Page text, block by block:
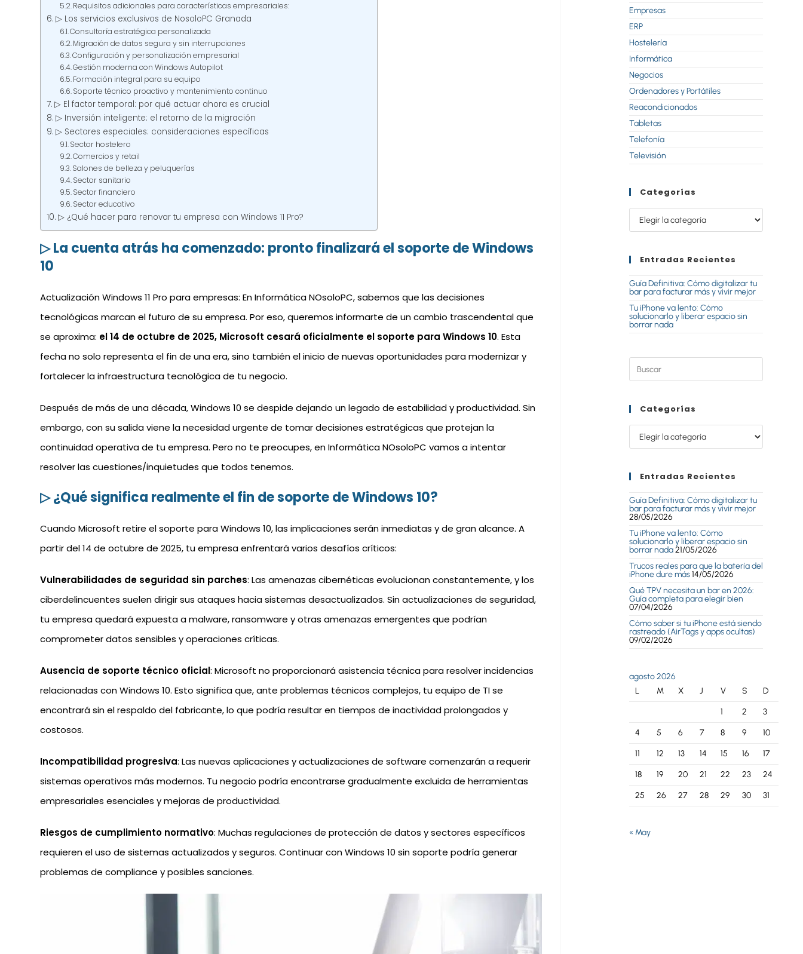
Requisitos adicionales para características empresariales:
▷ Los servicios exclusivos de NosoloPC Granada
Consultoría estratégica personalizada
Migración de datos segura y sin interrupciones
Configuración y personalización empresarial
Gestión moderna con Windows Autopilot
Formación integral para su equipo
Soporte técnico proactivo y mantenimiento continuo
▷ El factor temporal: por qué actuar ahora es crucial
▷ Inversión inteligente: el retorno de la migración
▷ Sectores especiales: consideraciones específicas
Sector hostelero
Comercios y retail
Salones de belleza y peluquerías
Sector sanitario
Sector financiero
Sector educativo
▷ ¿Qué hacer para renovar tu empresa con Windows 11 Pro?
▷ La cuenta atrás ha comenzado: pronto finalizará el soporte de Windows
10
Actualización Windows 11 Pro para empresas: En Informática NOsoloPC, sabemos que las decisiones
tecnológicas marcan el futuro de su empresa. Por eso, queremos informarte de un cambio trascendental que
se aproxima: el 14 de octubre de 2025, Microsoft cesará oficialmente el soporte para Windows 10. Esta
fecha no solo representa el fin de una era, sino también el inicio de nuevas oportunidades para modernizar y
fortalecer la infraestructura tecnológica de tu negocio.
Después de más de una década, Windows 10 se despide dejando un legado de estabilidad y productividad. Sin
embargo, con su salida viene la necesidad urgente de tomar decisiones estratégicas que protejan la
continuidad operativa de tu empresa. Pero no te preocupes, en Informática NOsoloPC vamos a intentar
resolver las cuestiones/inquietudes que todos tenemos.
▷ ¿Qué significa realmente el fin de soporte de Windows 10?
Cuando Microsoft retire el soporte para Windows 10, las implicaciones serán inmediatas y de gran alcance. A
partir del 14 de octubre de 2025, tu empresa enfrentará varios desafíos críticos:
Vulnerabilidades de seguridad sin parches: Las amenazas cibernéticas evolucionan constantemente, y los
ciberdelincuentes suelen dirigir sus ataques hacia sistemas desactualizados. Sin actualizaciones de seguridad,
tu empresa quedará expuesta a malware, ransomware y otras amenazas emergentes que podrían
comprometer datos sensibles y operaciones críticas.
Ausencia de soporte técnico oficial: Microsoft no proporcionará asistencia técnica para resolver incidencias
relacionadas con Windows 10. Esto significa que, ante problemas técnicos complejos, tu equipo de TI se
encontrará sin el respaldo del fabricante, lo que podría resultar en tiempos de inactividad prolongados y
costosos.
Incompatibilidad progresiva: Las nuevas aplicaciones y actualizaciones de software comenzarán a requerir
sistemas operativos más modernos. Tu negocio podría encontrarse gradualmente excluida de herramientas
empresariales esenciales y mejoras de productividad.
Riesgos de cumplimiento normativo: Muchas regulaciones de protección de datos y sectores específicos
requieren el uso de sistemas actualizados y seguros. Continuar con Windows 10 sin soporte podría generar
problemas de compliance y posibles sanciones.
Empresas
ERP
Hostelería
Informática
Negocios
Ordenadores y Portátiles
Reacondicionados
Tabletas
Telefonía
Televisión
Categorías
Entradas Recientes
Guía Definitiva: Cómo digitalizar tu
bar para facturar más y vivir mejor
Tu iPhone va lento: Cómo
solucionarlo y liberar espacio sin
borrar nada
Categorías
Entradas Recientes
Guía Definitiva: Cómo digitalizar tu
bar para facturar más y vivir mejor
28/05/2026
Tu iPhone va lento: Cómo
solucionarlo y liberar espacio sin
borrar nada21/05/2026
Trucos reales para que la batería del
iPhone dure más14/05/2026
Qué TPV necesita un bar en 2026:
Guía completa para elegir bien
07/04/2026
Cómo saber si tu iPhone está siendo
rastreado (AirTags y apps ocultas)
09/02/2026
agosto 2026
L
M X J V S D
1 2 3
4 5 6 7 8 9 10
11 12 13 14 15 16 17
18 19 20 21 22 23 24
25 26 27 28 29 30 31
« May